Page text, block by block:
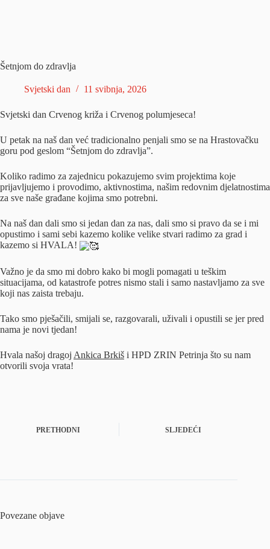
Šetnjom do zdravlja
Svjetski dan 11 svibnja, 2026
Svjetski dan Crvenog križa i Crvenog polumjeseca!
U petak na naš dan već tradicionalno penjali smo se na Hrastovačku
goru pod geslom “Šetnjom do zdravlja”.
Koliko radimo za zajednicu pokazujemo svim projektima koje
prijavljujemo i provodimo, aktivnostima, našim redovnim djelatnostima
za sve naše građane kojima smo potrebni.
Na naš dan dali smo si jedan dan za nas, dali smo si pravo da se i mi
opustimo i sami sebi kazemo kolike velike stvari radimo za grad i
kazemo si HVALA!
Važno je da smo mi dobro kako bi mogli pomagati u teškim
situacijama, od katastrofe potres nismo stali i samo nastavljamo za sve
koji nas zaista trebaju.
Tako smo pješačili, smijali se, razgovarali, uživali i opustili se jer pred
nama je novi tjedan!
Hvala našoj dragoj Ankica Brkiš i HPD ZRIN Petrinja što su nam
otvorili svoja vrata!
PRETHODNI SLJEDEĆI
Povezane objave